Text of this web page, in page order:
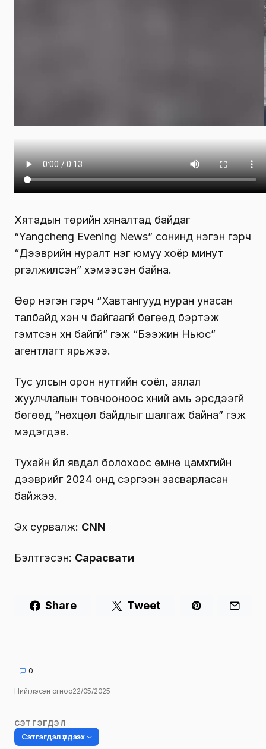
Хятадын төрийн хяналтад байдаг
“Yangcheng Evening News” сонинд нэгэн гэрч
“Дээврийн нуралт нэг юмуу хоёр минут
үргэлжилсэн” хэмээсэн байна.
Өөр нэгэн гэрч “Хавтангууд нуран унасан
талбайд хэн ч байгаагүй бөгөөд бэртэж
гэмтсэн хүн байгүй” гэж “Бээжин Ньюс”
агентлагт ярьжээ.
Тус улсын орон нутгийн соёл, аялал
жуулчлалын товчооноос хүний ​​амь эрсдээгүй
бөгөөд “нөхцөл байдлыг шалгаж байна” гэж
мэдэгдэв.
Тухайн үйл явдал болохоос өмнө цамхгийн
дээврийг 2024 онд сэргээн засварласан
байжээ.
Эх сурвалж: CNN
Бэлтгэсэн: Сарасвати
Share Tweet
0
Нийтлэсэн огноо22/05/2025
СЭТГЭГДЭЛ
Сэтгэгдэл үлдээх